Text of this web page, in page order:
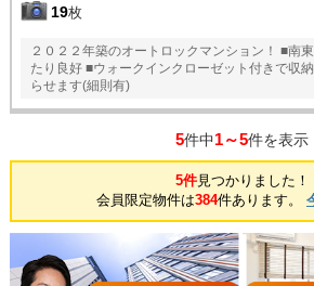
19枚
２０２２年築のオートロックマンション！ ■南
たり良好 ■ウォークインクローゼット付きで収
らせます(細則有)
5件中1～5件を表示
5件見つかりました！
会員限定物件は384件あります。